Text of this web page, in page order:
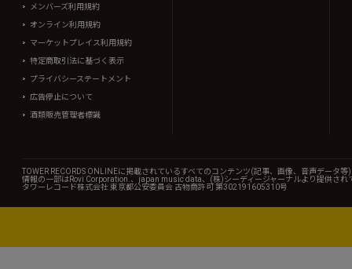
メンバーズ利用規約
オンライン利用規約
マーケットプレイス利用規約
特定商取引法に基づく表示
プライバシーステートメント
広告停止について
酒類販売管理者標識
TOWER RECORDS ONLINEに掲載されているすべてのコンテンツ(記事、画像、音声デー
情報の一部はRovi Corporation.、japan music data、(株)シーディージャーナルより提供され
タワーレコード株式会社 東京都公安委員会 古物商許可 第302191605310号